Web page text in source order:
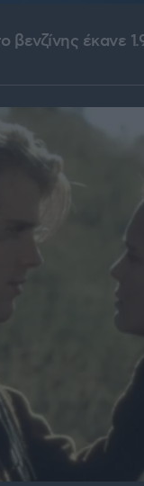
βενζίνης έκανε